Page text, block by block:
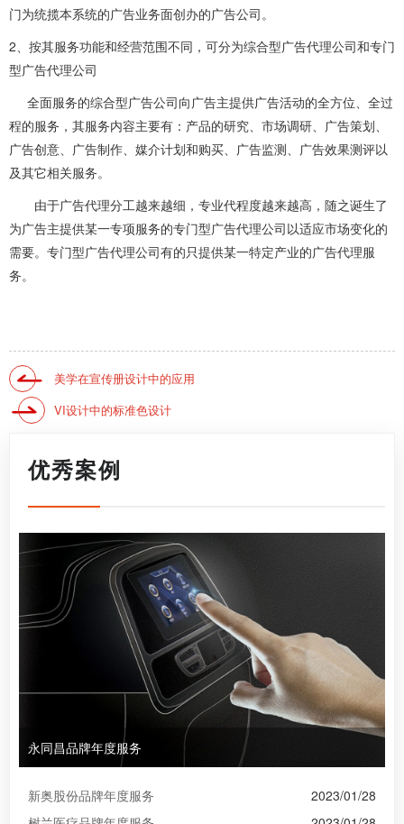
门为统揽本系统的广告业务面创办的广告公司。
2、按其服务功能和经营范围不同，可分为综合型广告代理公司和专门
型广告代理公司
全面服务的综合型广告公司向广告主提供广告活动的全方位、全过
程的服务，其服务内容主要有：产品的研究、市场调研、广告策划、
广告创意、广告制作、媒介计划和购买、广告监测、广告效果测评以
及其它相关服务。
由于广告代理分工越来越细，专业代程度越来越高，随之诞生了
为广告主提供某一专项服务的专门型广告代理公司以适应市场变化的
需要。专门型广告代理公司有的只提供某一特定产业的广告代理服
务。
美学在宣传册设计中的应用
VI设计中的标准色设计
优秀案例
永同昌品牌年度服务
2023/01/28
新奥股份品牌年度服务